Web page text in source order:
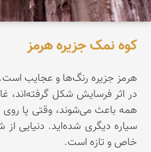
کوه نمک جزیره هرمز
هرمز جزیره‌ رنگ‌ها‌ و عجایب
در اثر فرسایش شکل گرفته‌اند،
همه باعث می‌شوند، وقتی پا روی
سیاره‌ دیگری شده‌اید. دنیایی
خاص و تازه است.